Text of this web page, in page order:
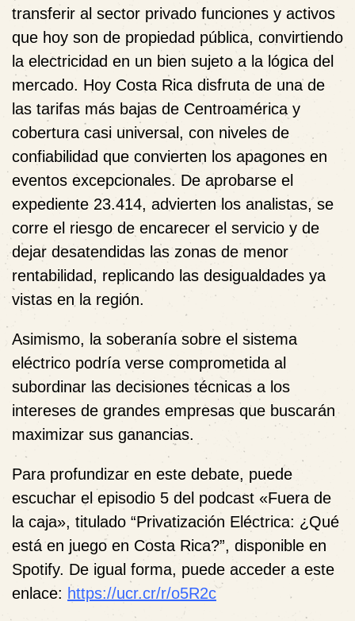
transferir al sector privado funciones y activos
que hoy son de propiedad pública, convirtiendo
la electricidad en un bien sujeto a la lógica del
mercado. Hoy Costa Rica disfruta de una de
las tarifas más bajas de Centroamérica y
cobertura casi universal, con niveles de
confiabilidad que convierten los apagones en
eventos excepcionales. De aprobarse el
expediente 23.414, advierten los analistas, se
corre el riesgo de encarecer el servicio y de
dejar desatendidas las zonas de menor
rentabilidad, replicando las desigualdades ya
vistas en la región.
Asimismo, la soberanía sobre el sistema
eléctrico podría verse comprometida al
subordinar las decisiones técnicas a los
intereses de grandes empresas que buscarán
maximizar sus ganancias.
Para profundizar en este debate, puede
escuchar el episodio 5 del podcast «Fuera de
la caja», titulado “Privatización Eléctrica: ¿Qué
está en juego en Costa Rica?”, disponible en
Spotify. De igual forma, puede acceder a este
enlace: https://ucr.cr/r/o5R2c